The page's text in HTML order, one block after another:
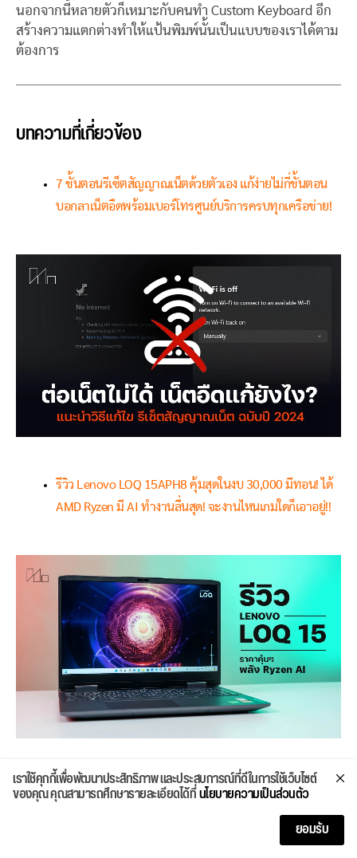
นอกจากนี้หลายตัวก็เหมาะกับคนทำ Custom Keyboard อีก
สร้างความแตกต่างทำให้แป้นพิมพ์นั้นเป็นแบบของเราได้ตาม
ต้องการ
บทความที่เกี่ยวข้อง
7 ขั้นตอนรีเซ็ตสัญญาณเน็ตด้วยตัวเอง แก้ง่ายไม่กี่ขั้นตอน
บอกลาเน็ตอืดพร้อมเบอร์โทรศูนย์บริการครบทุกเครือข่าย!
รีวิว Lenovo LOQ 15APH8 คุ้มสุดในงบ 30,000 มีทอน! ได้
AMD Ryzen มี AI ทำงานลื่นสุด! จะงานไหนเกมใดก็เอาอยู่!!
รีวิว TP-Link Tapo C200C กล้องวงจรปิด 499 บาท ต่อมือถือ
เราใช้คุกกี้เพื่อพัฒนาประสิทธิภาพ และประสบการณ์ที่ดีในการใช้เว็บไซต์
ของคุณ คุณสามารถศึกษารายละเอียดได้ที่นโยบายความเป็นส่วนตัว
ยอมรับ